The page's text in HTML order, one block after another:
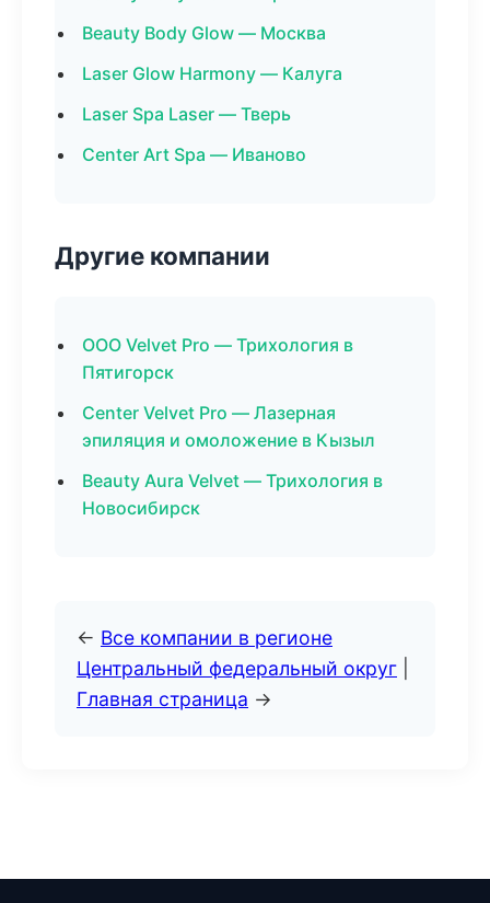
Beauty Body Glow — Москва
Laser Glow Harmony — Калуга
Laser Spa Laser — Тверь
Center Art Spa — Иваново
Другие компании
ООО Velvet Pro — Трихология в
Пятигорск
Center Velvet Pro — Лазерная
эпиляция и омоложение в Кызыл
Beauty Aura Velvet — Трихология в
Новосибирск
← Все компании в регионе
Центральный федеральный округ
Главная страница →